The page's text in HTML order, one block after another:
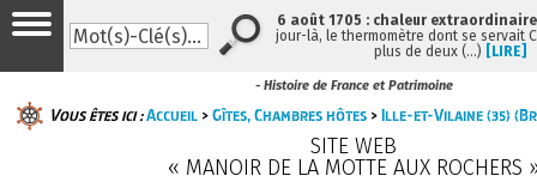
- Histoire de France et Patrimoine
Vous êtes ici :Accueil >Gîtes, Chambres hôtes >Ille-et-Vilaine (35)
SITE WEB
« MANOIR DE LA MOTTE AUX ROCHERS
6 août 1705 : chaleur
jour-là, le thermomètre dont se servait
plus de deux (…) [LIRE]